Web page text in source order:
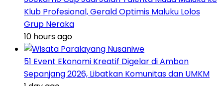
Klub Profesional, Gerald Optimis Maluku Lolos
Grup Neraka
10 hours ago
51 Event Ekonomi Kreatif Digelar di Ambon
Sepanjang 2026, Libatkan Komunitas dan UMKM